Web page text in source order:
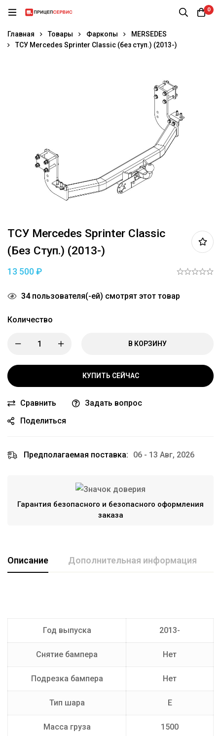
0
Главная Товары Фаркопы
MERSEDES
ТСУ Mercedes Sprinter Classic (без ступ.) (2013-)
ТСУ Mercedes Sprinter Classic
(без Ступ.) (2013-)
13 500₽
34пользователя(-ей) смотрят этот товар
Количество
В КОРЗИНУ
КУПИТЬ СЕЙЧАС
Сравнить
Задать вопрос
Поделиться
Предполагаемая поставка: 06 - 13 Авг, 2026
Гарантия безопасного и безопасного оформления
заказа
Описание Дополнительная информация
Год выпуска 2013-
Снятие бампера Нет
Подрезка бампера Нет
Тип шара E
Масса груза 1500
E